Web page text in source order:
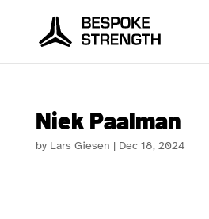
Niek Paalman
by Lars Giesen | Dec 18, 2024